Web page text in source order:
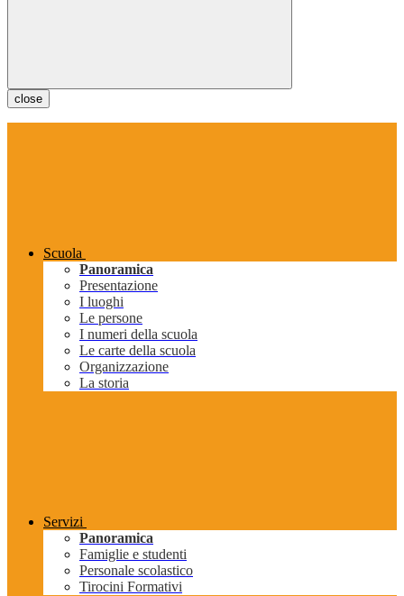
close
Scuola
Panoramica
Presentazione
I luoghi
Le persone
I numeri della scuola
Le carte della scuola
Organizzazione
La storia
Servizi
Panoramica
Famiglie e studenti
Personale scolastico
Tirocini Formativi